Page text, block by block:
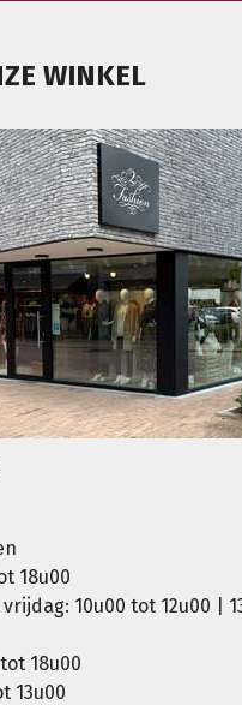
WINKEL
18u00
10u00 tot 12u00 |
18u00
13u00